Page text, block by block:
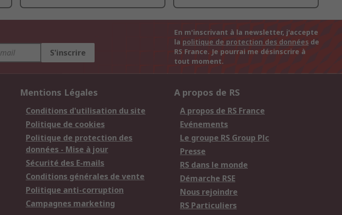
S'inscrire
En m'inscrivant à la newsletter, j'accepte
la politique de protection des données de
RS France. Je pourrai me désinscrire à
tout moment.
Mentions Légales
Conditions d'utilisation du site
Politique de cookies
Politique de protection des
données - Mise à jour
Sécurité des E-mails
Conditions générales de vente
Politique anti-corruption
Campagnes marketing
A propos de RS
A propos de RS France
Evénements
Le groupe RS Group Plc
Presse
RS dans le monde
Démarche RSE
Nous rejoindre
RS Particuliers